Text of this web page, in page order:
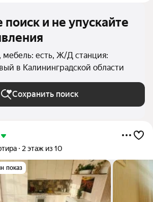
и не упускайте
мебель: есть, Ж/Д станция:
в Калининградской области
Сохранить поиск
2 этаж из 10
показ